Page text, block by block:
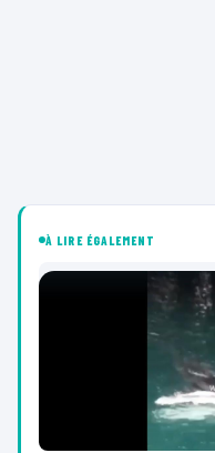
À LIRE ÉGALEMENT